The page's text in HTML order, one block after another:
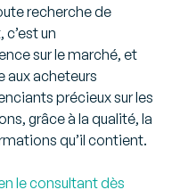
recherche de
un
sur le marché, et
aux acheteurs
précieux sur les
grâce à la qualité, la
qu’il contient.
le consultant dès